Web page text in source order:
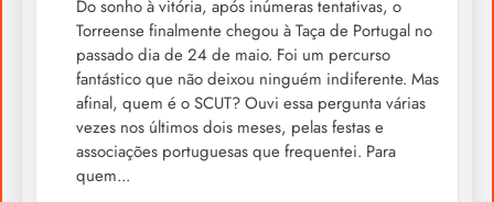
Do sonho à vitória, após inúmeras tentativas, o
Torreense finalmente chegou à Taça de Portugal no
passado dia de 24 de maio. Foi um percurso
fantástico que não deixou ninguém indiferente. Mas
afinal, quem é o SCUT? Ouvi essa pergunta várias
vezes nos últimos dois meses, pelas festas e
associações portuguesas que frequentei. Para
quem...